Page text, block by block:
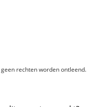
rechten worden ontleend.